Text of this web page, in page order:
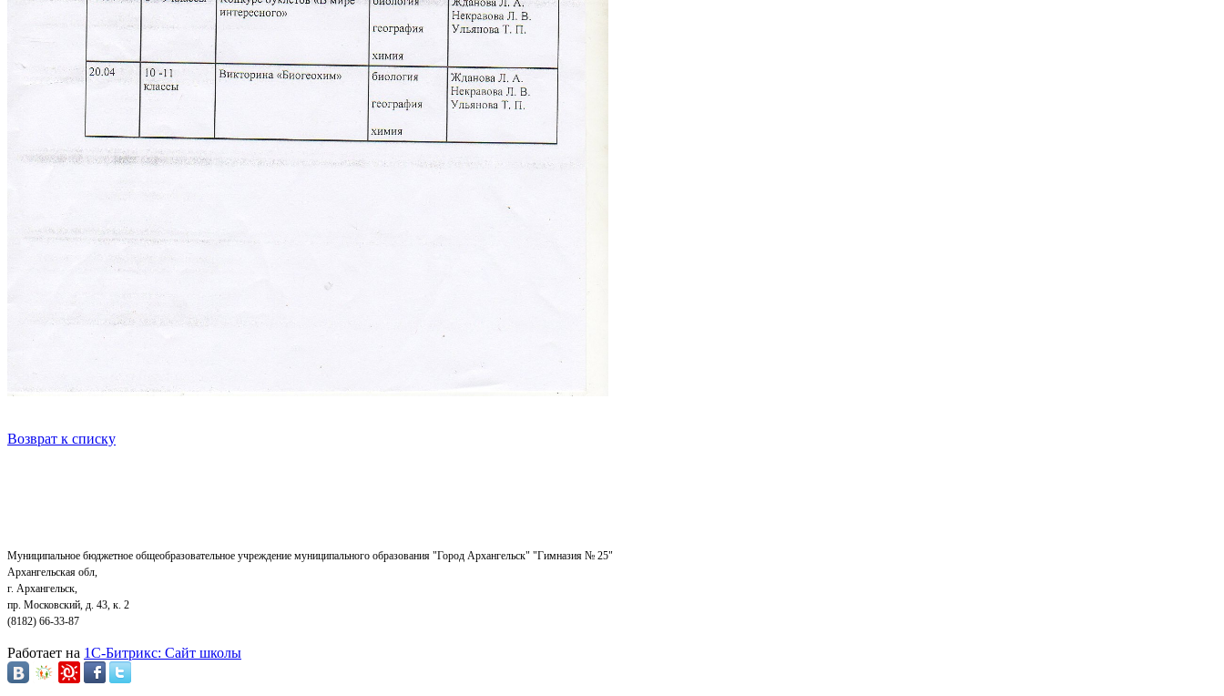
Возврат к списку
Муниципальное бюджетное общеобразовательное учреждение муниципального образования "Город Архангельск" "Гимназия № 25"
Архангельская обл,
г. Архангельск,
пр. Московский, д. 43, к. 2
(8182) 66-33-87
Работает на 1C-Битрикс: Сайт школы